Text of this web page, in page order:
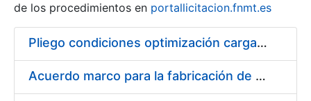
Mostra/Amaga
de los procedimientos en portallicitacion.fnmt.es
Pliego condiciones optimización cargas compras firmado
Acuerdo marco para la fabricación de piezas